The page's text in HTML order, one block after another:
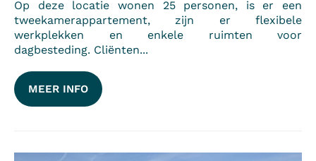
Op deze locatie wonen 25 personen, is er een
tweekamerappartement, zijn er flexibele
werkplekken en enkele ruimten voor
dagbesteding. Cliënten...
MEER INFO